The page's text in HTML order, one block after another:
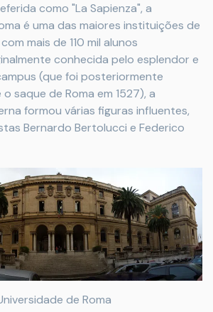
como "La Sapienza", a
é uma das maiores instituições de
mais de 110 mil alunos
conhecida pelo esplendor e
(que foi posteriormente
saque de Roma em 1527), a
formou várias figuras influentes,
Bernardo Bertolucci e Federico
de Roma